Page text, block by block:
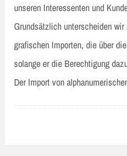
unseren Interessenten und
Grundsätzlich unterscheiden
grafischen Importen, die über
solange er die Berechtigung
Der Import von